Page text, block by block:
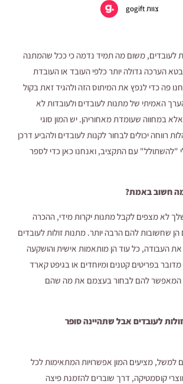
צוות gogift
לעובדים, משום מה תמיד נדמה כי ככל שהמתנה
הערכה גדולה יותר כלפי העובד או העובדת
פה כדי לנפץ את המיתוס הזה ולהגיד זאת בקול
האמיתי של מתנות לעובדים ולעובדות לא
במחווה שעומדת מאחוריהן. יש המון סוגי
רווחה יכולים לבחור לקנות לעובדים ולהביע דרכן
"להשתולל" עם התקציב, ואנחנו כאן כדי לספר
חשוב באמת?
לא מצפים לקבל מתנות יקרות מידי, ההכרה
שחשובות להם הרבה יותר. מתנות זולות לעובדים
את העבודה, כל עוד הן מותאמות אישית והושקעה
בפריטים קטנים ומיוחדים או בגיפט קארד
המאפשר להם לבחור בעצמם את מה שהם
לעובדים אבל שתהיינה סופר
למשל, מציעים המון אפשרויות המתאימות לכל
קוסמטיקה, דרך שוברים להזמנת פיצה